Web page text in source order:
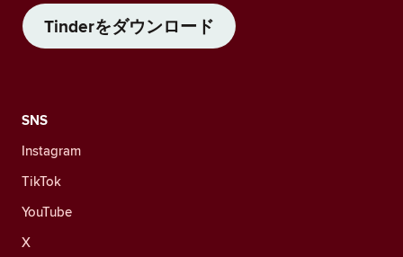
Tinderをダウンロード
SNS
Instagram
TikTok
YouTube
X